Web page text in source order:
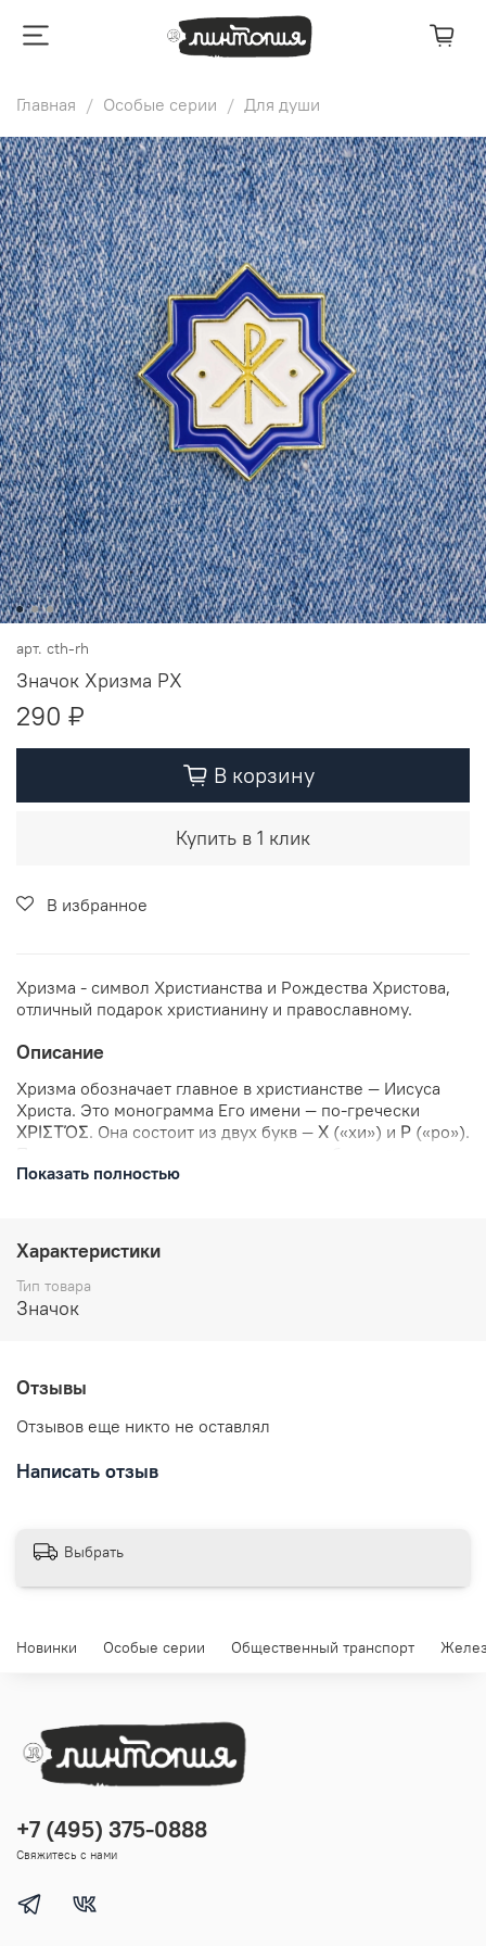
Главная Особые серии Для души
арт. cth-rh
Значок Хризма РХ
290 ₽
В корзину
Купить в 1 клик
В избранное
Хризма - символ Христианства и Рождества Христова,
отличный подарок христианину и православному.
Описание
Хризма обозначает главное в христианстве — Иисуса
Христа. Это монограмма Его имени — по-гречески
ΧΡΙΣΤὈΣ. Она состоит из двух букв — Χ («хи») и Ρ («ро»).
«альфа» и ω — «омега». Они также символизируют
говорит Господь, Который есть и был и грядет,
Вседержитель (Откр 1:8).
В комплекте: значок металлический, застежка
цанга-бабочка.
заказа.
Показать полностью
Характеристики
Тип товара
Значок
Отзывы
Отзывов еще никто не оставлял
Написать отзыв
Выбрать
Новинки Особые серии Общественный транспорт
+7 (495) 375-0888
Свяжитесь с нами